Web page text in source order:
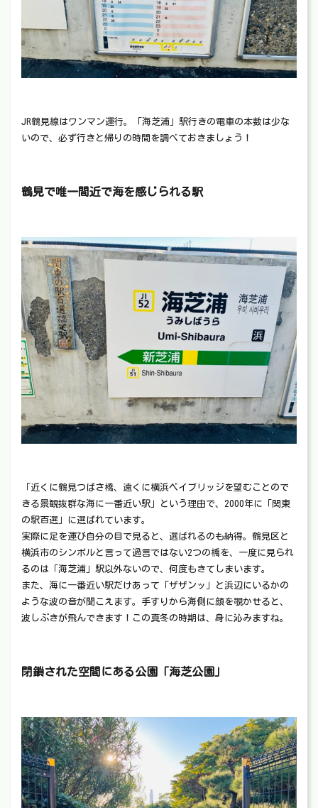
JR鶴見線はワンマン運行。「海芝浦」駅行きの電車の本数は少な
いので、必ず行きと帰りの時間を調べておきましょう！
鶴見で唯一間近で海を感じられる駅
「近くに鶴見つばさ橋、遠くに横浜ベイブリッジを望むことので
きる景観抜群な海に一番近い駅」という理由で、2000年に「関東
の駅百選」に選ばれています。
実際に足を運び自分の目で見ると、選ばれるのも納得。鶴見区と
横浜市のシンボルと言って過言ではない2つの橋を、一度に見られ
るのは「海芝浦」駅以外ないので、何度もきてしまいます。
また、海に一番近い駅だけあって「ザザンッ」と浜辺にいるかの
ような波の音が聞こえます。手すりから海側に顔を覗かせると、
波しぶきが飛んできます！この真冬の時期は、身に沁みますね。
閉鎖された空間にある公園「海芝公園」